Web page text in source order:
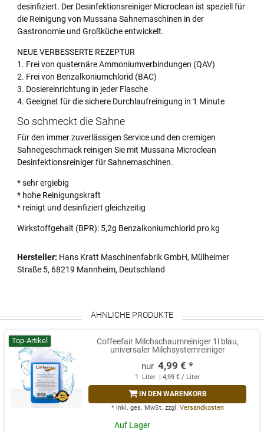
desinfiziert. Der Desinfektionsreiniger Microclean ist speziell für
die Reinigung von Mussana Sahnemaschinen in der
Gastronomie und Großküche entwickelt.
NEUE VERBESSERTE REZEPTUR
1. Frei von quaternäre Ammoniumverbindungen (QAV)
2. Frei von Benzalkoniumchlorid (BAC)
3. Dosiereinrichtung in jeder Flasche
4. Geeignet für die sichere Durchlaufreinigung in 1 Minute
So schmeckt die Sahne
Für den immer zuverlässigen Service und den cremigen
Sahnegeschmack reinigen Sie mit Mussana Microclean
Desinfektionsreiniger für Sahnemaschinen.
* sehr ergiebig
* hohe Reinigungskraft
* reinigt und desinfiziert gleichzeitig
Wirkstoffgehalt (BPR): 5,2g Benzalkoniumchlorid pro kg
Hersteller: Hans Kratt Maschinenfabrik GmbH, Mülheimer
Straße 5, 68219 Mannheim, Deutschland
ÄHNLICHE PRODUKTE
Top-Artikel
Coffeefair Milchschaumreiniger 1l blau,
universaler Milchsystemreiniger
4,99 € *
1 Liter | 4,99 € / Liter
IN DEN WARENKORB
* inkl. ges. MwSt. zzgl. Versandkosten
Auf Lager